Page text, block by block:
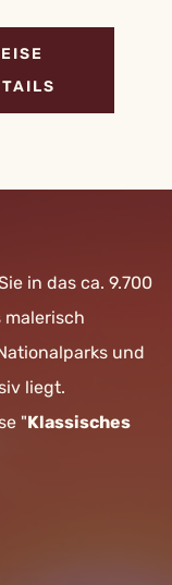
in das ca. 9.700
malerisch
und
liegt.
"Klassisches